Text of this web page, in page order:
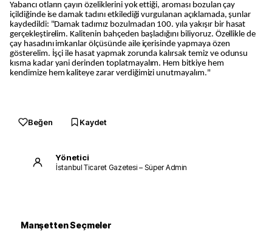
Yabancı otların çayın özeliklerini yok ettiği, aroması bozulan çay
içildiğinde ise damak tadını etkilediği vurgulanan açıklamada, şunlar
kaydedildi: "Damak tadımız bozulmadan 100. yıla yakışır bir hasat
gerçekleştirelim. Kalitenin bahçeden başladığını biliyoruz. Özellikle de
çay hasadını imkanlar ölçüsünde aile içerisinde yapmaya özen
gösterelim. İşçi ile hasat yapmak zorunda kalırsak temiz ve odunsu
kısma kadar yani derinden toplatmayalım. Hem bitkiye hem
kendimize hem kaliteye zarar verdiğimizi unutmayalım."
Beğen Kaydet
Yönetici
İstanbul Ticaret Gazetesi – Süper Admin
Manşetten Seçmeler